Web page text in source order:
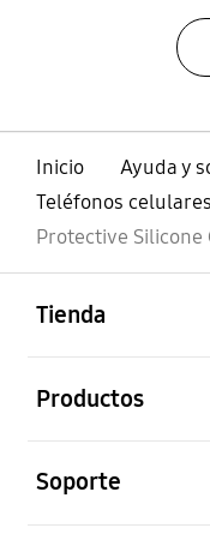
Inicio
Ayuda y
Teléfonos celulares
Protective Silicone
Tienda
Productos
Soporte